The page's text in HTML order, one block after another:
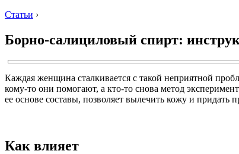
Статьи ›
Борно-салициловый спирт:
Каждая женщина сталкивается с такой неприятной
кому-то они помогают, а кто-то снова метод
ее основе составы, позволяет вылечить кожу и
Как влияет